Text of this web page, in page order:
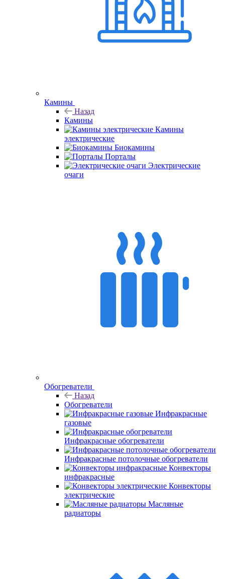
Камины
Назад
Камины
Камины
электрические
Биокамины
Порталы
Электрические
очаги
Обогреватели
Назад
Обогреватели
Инфракрасные
газовые
Инфракрасные обогреватели
Инфракрасные потолочные обогреватели
Конвекторы
инфракрасные
Конвекторы
электрические
Масляные
радиаторы